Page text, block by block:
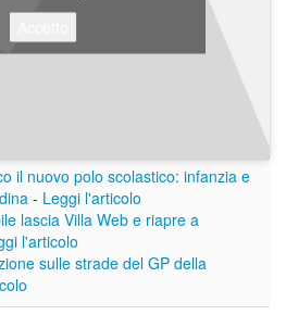
il nuovo polo scolastico: infanzia e
- Leggi l'articolo
lascia Villa Web e riapre a
l'articolo
sulle strade del GP della